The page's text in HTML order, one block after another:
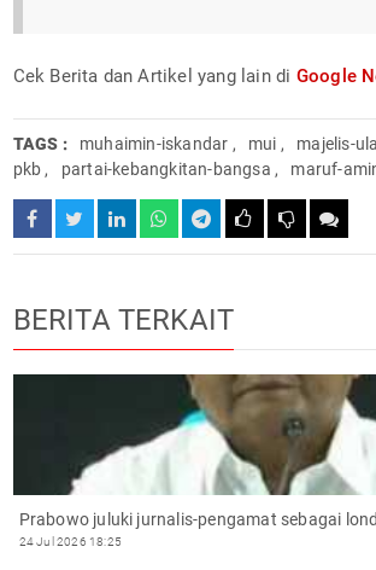
Cek Berita dan Artikel yang lain di Google
TAGS : muhaimin-iskandar , mui , majelis-
pkb , partai-kebangkitan-bangsa , maruf-
BERITA TERKAIT
Prabowo juluki jurnalis-pengamat sebagai
24 Jul 2026 18:25